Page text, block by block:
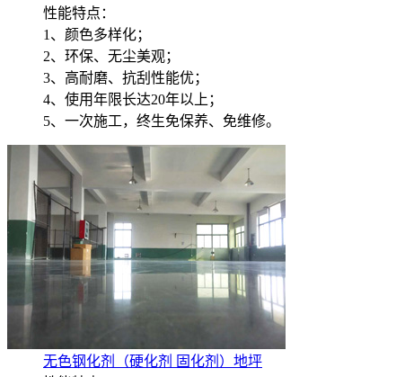
性能特点：
1、颜色多样化；
2、环保、无尘美观；
3、高耐磨、抗刮性能优；
4、使用年限长达20年以上；
5、一次施工，终生免保养、免维修。
无色钢化剂（硬化剂 固化剂）地坪